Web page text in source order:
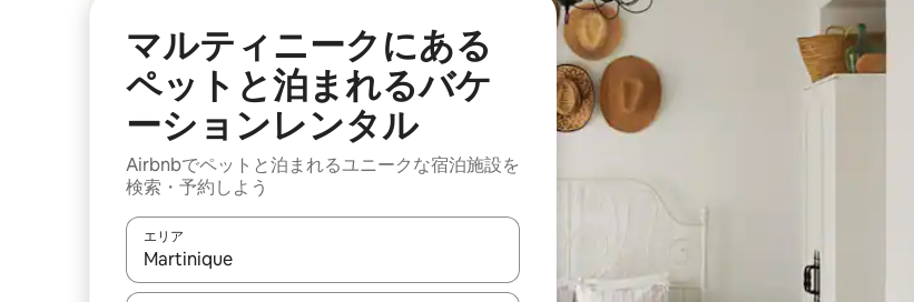
マルティニークにある
ペットと泊まれるバケ
ーションレンタル
Airbnbでペットと泊まれるユニークな宿泊施設を
検索・予約しよう
エリア
検索結果が表示されたら、上下の矢印キーを使って移動するか、画面をタッチまたはスワイプして検索結果を